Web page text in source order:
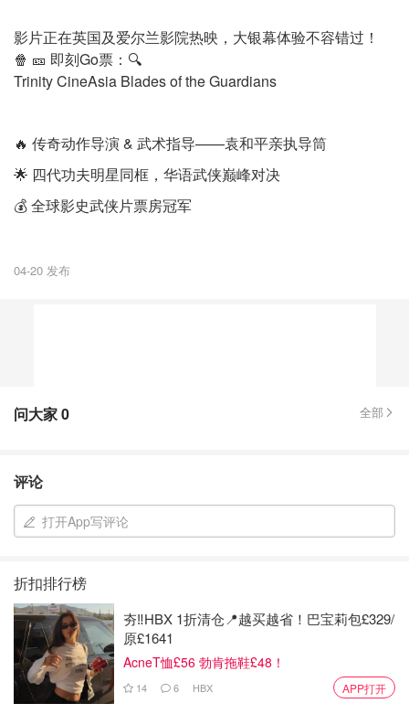
影片正在英国及爱尔兰影院热映，大银幕体验不容错过！
🍿 🎫 即刻Go票：🔍
Trinity CineAsia Blades of the Guardians
🔥 传奇动作导演 & 武术指导——袁和平亲执导筒
🌟 四代功夫明星同框，华语武侠巅峰对决
💰 全球影史武侠片票房冠军
04-20 发布
问大家0 全部
评论
打开App写评论
折扣排行榜
夯‼️HBX 1折清仓📍越买越省！巴宝莉包£329/
原£1641
AcneT恤£56 勃肯拖鞋£48！
14 6 HBX APP打开